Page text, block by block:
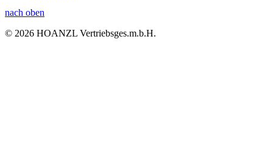
nach oben
© 2026 HOANZL Vertriebsges.m.b.H.